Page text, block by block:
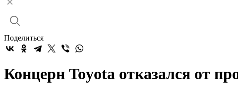
Поделиться
Концерн Toyota отказался от